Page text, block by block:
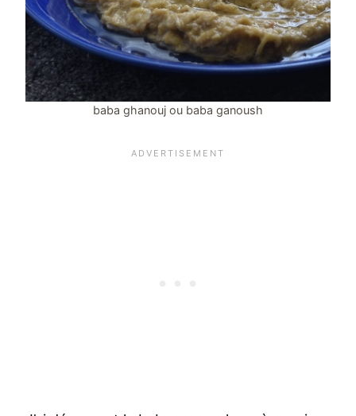
baba ghanouj ou baba ganoush